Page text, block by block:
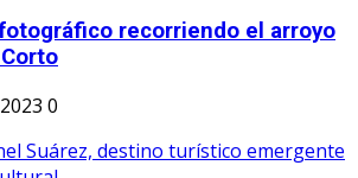
recorriendo el arroyo
0